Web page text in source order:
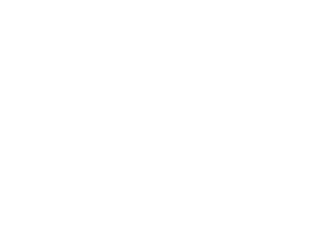
dotykowych lub przesuwania.